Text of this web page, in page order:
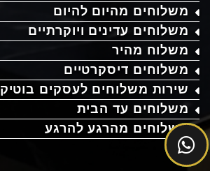
משלוחים מהיום להיום
משלוחים עדינים ויוקרתיים
משלוח מהיר
משלוחים דיסקרטיים
שירות משלוחים לעסקים בוטיק
משלוחים עד הבית
משלוחים מהרגע להרגע